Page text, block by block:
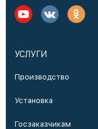
УСЛУГИ
Производство
Установка
Госзаказчикам